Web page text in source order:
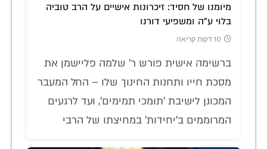
מיומנו של חסיד: זיכרונות אישיים על הרב טוביה
בלוי ע"ה ומשפיעי דורנו
10 דקות קריאה
ברשימה אישית פורש ר' שלמה פליישמן את
מסכת חייו ותחנות החינוך שלו – החל המעבר
המכונן לישיבת 'תומכי תמימים', ועד לרגעים
המרוממים ב'יחידות' במחיצתו של הרבי